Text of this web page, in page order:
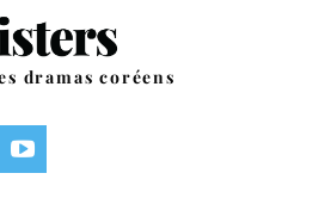
dramas coréens